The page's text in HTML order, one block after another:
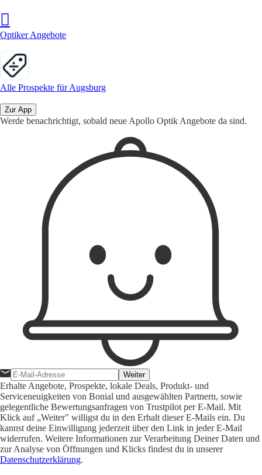
Optiker Angebote
Alle Prospekte für Augsburg
Zur App
Werde benachrichtigt, sobald neue Apollo Optik Angebote da sind.
Weiter
Erhalte Angebote, Prospekte, lokale Deals, Produkt- und
Serviceneuigkeiten von Bonial und ausgewählten Partnern, sowie
gelegentliche Bewertungsanfragen von Trustpilot per E-Mail. Mit
Klick auf „Weiter" willigst du in den Erhalt dieser E-Mails ein. Du
kannst deine Einwilligung jederzeit über den Link in jeder E-Mail
widerrufen. Weitere Informationen zur Verarbeitung Deiner Daten und
zur Analyse von Öffnungen und Klicks findest du in unserer
Datenschutzerklärung.